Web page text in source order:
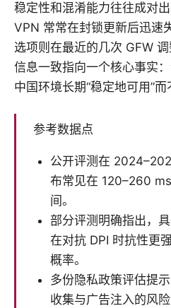
稳定性和混淆能力往往成对
VPN 常常在封锁更新后迅速
选项则在最近的几次 GFW
信息一致指向一个核心事实
中国环境长期“稳定地可用”而
参考数据点
公开评测在
布常见在 120–260
间。
部分评测明确指出，
在对抗 DPI 时抗性更
概率。
多份隐私政策评估提
收集与广告注入的风